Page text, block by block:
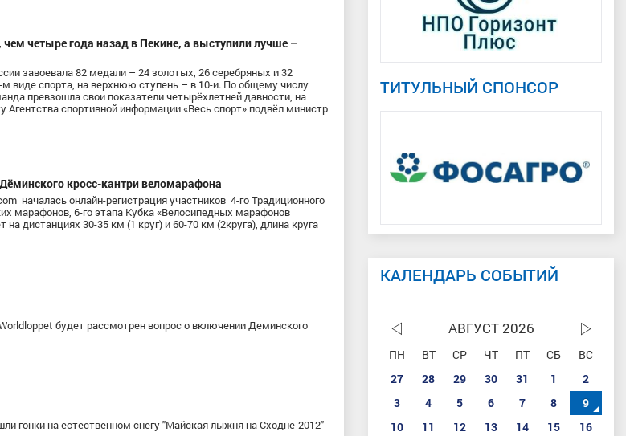
четыре года назад в Пекине, а выступили лучше –
завоевала 82 медали – 24 золотых, 26 серебряных и 32
виде спорта, на верхнюю ступень – в 10-и. По общему числу
превзошла свои показатели четырёхлетней давности, на
спортивной информации «Весь спорт» подвёл министр
кросс-кантри веломарафона
началась онлайн-регистрация участников 4-го Традиционного
марафонов, 6-го этапа Кубка «Велосипедных марафонов
дистанциях 30-35 км (1 круг) и 60-70 км (2круга), длина круга
будет рассмотрен вопрос о включении Деминского
гонки на естественном снегу "Майская лыжня на Сходне-2012"
ТИТУЛЬНЫЙ СПОНСОР
КАЛЕНДАРЬ СОБЫТИЙ
АВГУСТ 2026
ПН ВТ СР ЧТ ПТ СБ
ВС
27
28 29 30 31 1
2
3
4 5 6 7 8
9
10
11 12 13 14 15
16